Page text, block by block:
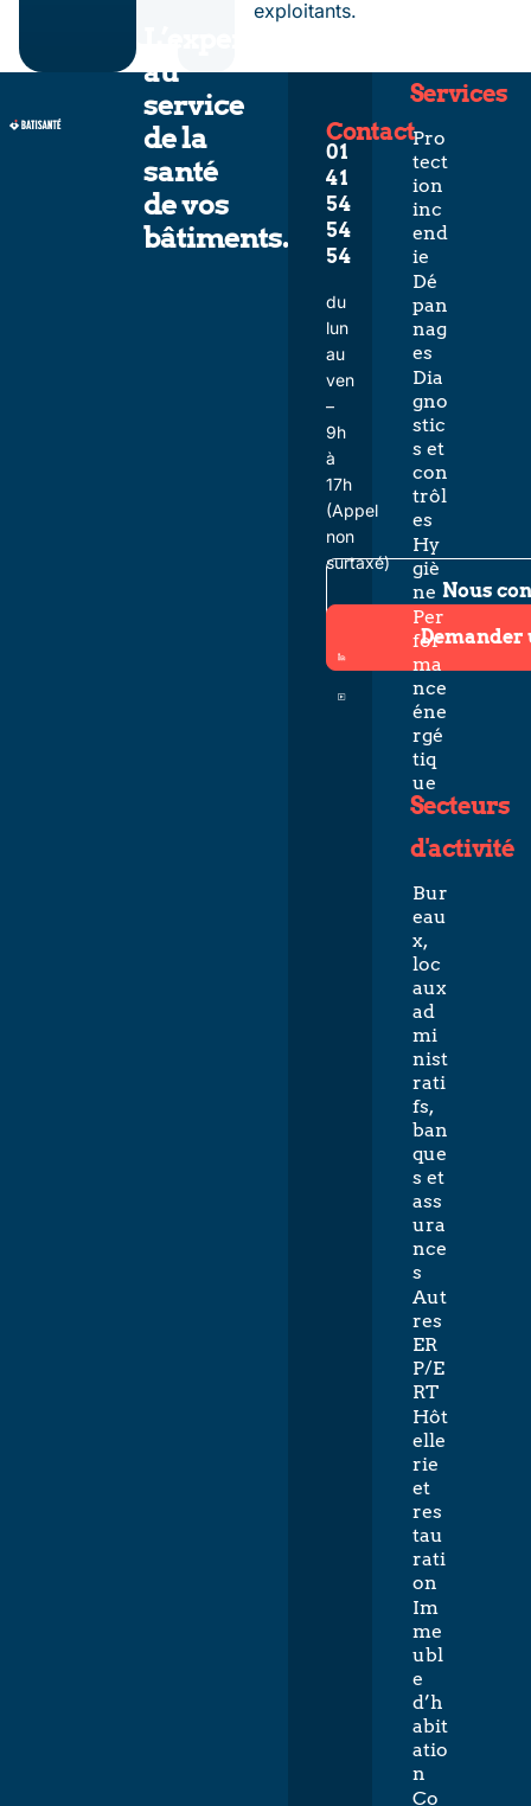
exploitants.
au
service
de la
santé
de vos
bâtiments.
Contact
01
41
54
54
54
du
lun
au
ven
–
9h
à
17h
(Appel
non
surtaxé)
Nous
Demander
Services
Pro
tect
ion
inc
end
ie
Dé
pan
nag
es
Dia
gno
stic
s et
con
trôl
es
Hy
giè
ne
Per
for
ma
nce
éne
rgé
tiq
ue
Secteurs
d'activité
Bur
eau
x,
loc
aux
ad
mi
nist
rati
fs,
ban
que
s et
ass
ura
nce
s
Aut
res
ER
P/E
RT
Hôt
elle
rie
et
res
tau
rati
on
Im
me
ubl
e
d’h
abit
atio
n
Co